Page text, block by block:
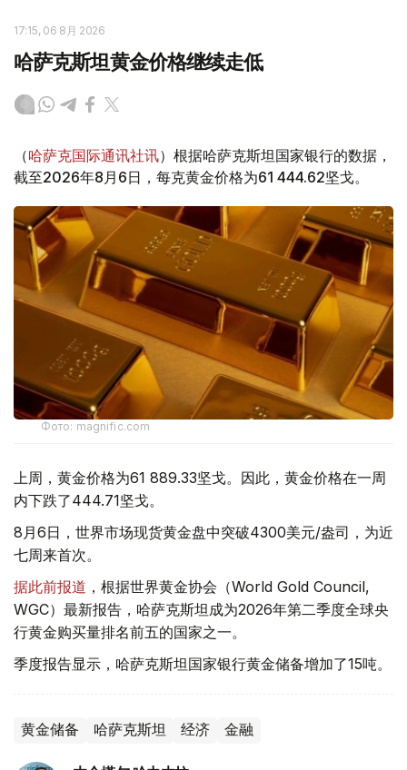
17:15, 06 8月 2026
哈萨克斯坦黄金价格继续走低
（哈萨克国际通讯社讯）根据哈萨克斯坦国家银行的数据，
截至2026年8月6日，每克黄金价格为61 444.62坚戈。
Фото: magnific.com
上周，黄金价格为61 889.33坚戈。因此，黄金价格在一周
内下跌了444.71坚戈。
8月6日，世界市场现货黄金盘中突破4300美元/盎司，为近
七周来首次。
据此前报道 ，根据世界黄金协会（World Gold Council,
WGC）最新报告，哈萨克斯坦成为2026年第二季度全球央
行黄金购买量排名前五的国家之一。
季度报告显示，哈萨克斯坦国家银行黄金储备增加了15吨。
黄金储备 哈萨克斯坦 经济 金融